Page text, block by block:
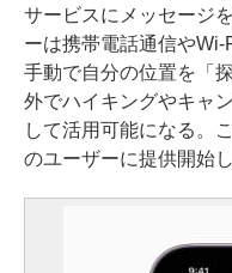
サービスにメッセージ
ーは携帯電話通信や
手動で自分の位置を「
外でハイキングやキャ
して活用可能になる。
のユーザーに提供開始